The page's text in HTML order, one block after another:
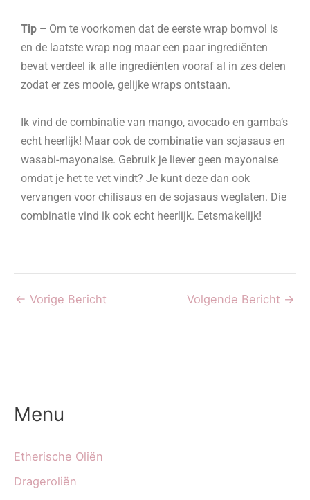
Tip – Om te voorkomen dat de eerste wrap bomvol is
en de laatste wrap nog maar een paar ingrediënten
bevat verdeel ik alle ingrediënten vooraf al in zes delen
zodat er zes mooie, gelijke wraps ontstaan.
Ik vind de combinatie van mango, avocado en gamba’s
echt heerlijk! Maar ook de combinatie van sojasaus en
wasabi-mayonaise. Gebruik je liever geen mayonaise
omdat je het te vet vindt? Je kunt deze dan ook
vervangen voor chilisaus en de sojasaus weglaten. Die
combinatie vind ik ook echt heerlijk. Eetsmakelijk!
← Vorige Bericht Volgende Bericht →
Menu
Etherische Oliën
Drageroliën